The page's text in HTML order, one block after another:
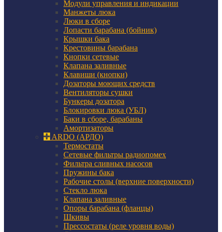
Модули управления и индикации
Манжеты люка
Люки в сборе
Лопасти барабана (бойник)
Крышки бака
Крестовины барабана
Кнопки сетевые
Клапана заливные
Клавиши (кнопки)
Дозаторы моющих средств
Вентиляторы сушки
Бункеры дозатора
Блокировки люка (УБЛ)
Баки в сборе, барабаны
Амортизаторы
ARDO (АРДО)
Термостаты
Сетевые фильтры радиопомех
Фильтра сливных насосов
Пружины бака
Рабочие столы (верхние поверхности)
Стекло люка
Клапана заливные
Опоры барабана (фланцы)
Шкивы
Прессостаты (реле уровня воды)